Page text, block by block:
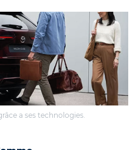
a ses technologies.